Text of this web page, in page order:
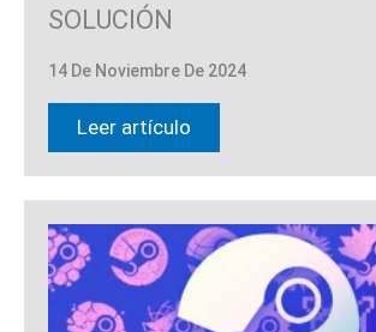
SOLUCIÓN
14 De Noviembre De 2024
Leer artículo